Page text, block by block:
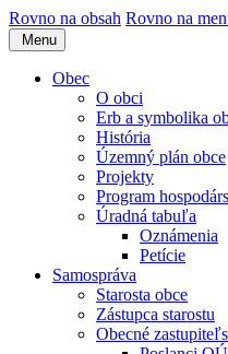
Rovno na obsah Rovno na
Menu
Obec
O obci
Erb a symbolika
História
Územný plán obce
Projekty
Program
Úradná tabuľa
Oznámenia
Petície
Samospráva
Starosta obce
Zástupca starostu
Obecné